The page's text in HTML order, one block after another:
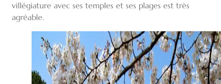
villégiature avec ses temples et ses plages est très
agréable.